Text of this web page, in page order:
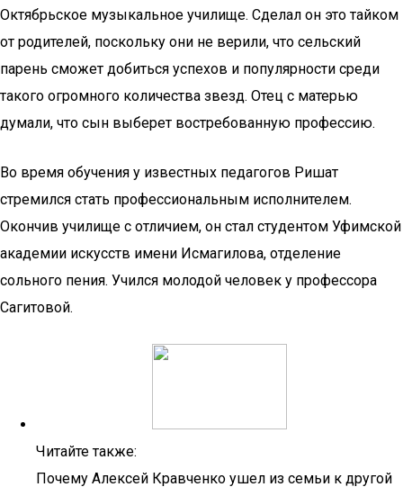
Октябрьское музыкальное училище. Сделал он это тайком
от родителей, поскольку они не верили, что сельский
парень сможет добиться успехов и популярности среди
такого огромного количества звезд. Отец с матерью
думали, что сын выберет востребованную профессию.
Во время обучения у известных педагогов Ришат
стремился стать профессиональным исполнителем.
Окончив училище с отличием, он стал студентом Уфимской
академии искусств имени Исмагилова, отделение
сольного пения. Учился молодой человек у профессора
Сагитовой.
Читайте также:
Почему Алексей Кравченко ушел из семьи к другой